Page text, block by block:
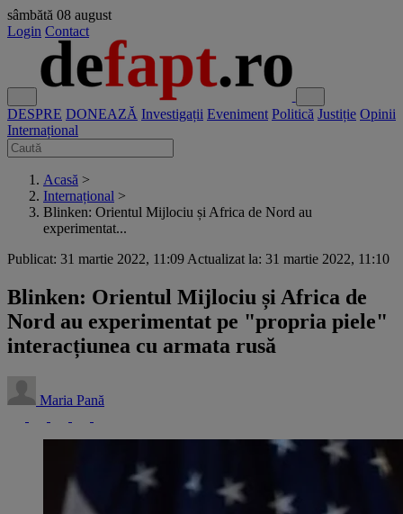
sâmbătă 08 august
Login Contact
DESPRE DONEAZĂ Investigații Eveniment Politică Justiție Opinii
Internațional
Acasă >
Internațional >
Blinken: Orientul Mijlociu și Africa de Nord au
experimentat...
Publicat: 31 martie 2022, 11:09 Actualizat la: 31 martie 2022, 11:10
Blinken: Orientul Mijlociu și Africa de
Nord au experimentat pe "propria piele"
interacțiunea cu armata rusă
Maria Pană